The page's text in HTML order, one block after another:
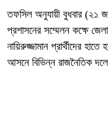
তফসিল অনুযায়ী বুধবার (২১
প্রশাসনের সম্মেলন কক্ষে
নায়িরুজ্জামান প্রার্থীদের
আসনে বিভিন্ন রাজনৈতিক